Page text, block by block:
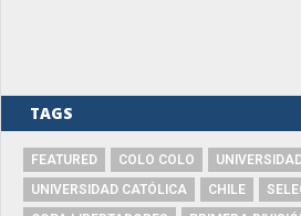
TAGS
FEATURED COLO COLO
UNIVERSIDAD CATÓLICA
CHILE